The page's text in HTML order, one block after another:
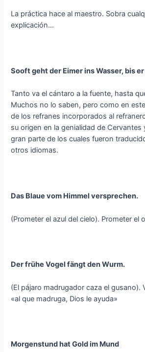
La práctica hace al maestro. Sobra
explicación…
Sooft geht der Eimer ins Wasser, bis
Tanto va el cántaro a la fuente, hasta
Muchos no lo saben, pero como en
de los refranes incorporados al
su origen en la genialidad de Cervantes
gran parte de los cuales fueron
otros idiomas.
Das Blaue vom Himmel versprechen.
(Prometer el azul del cielo). Prometer el
Der frühe Vogel fängt den Wurm.
(El pájaro madrugador caza el gusano).
«al que madruga, Dios le ayuda»
Morgenstund hat Gold im Mund